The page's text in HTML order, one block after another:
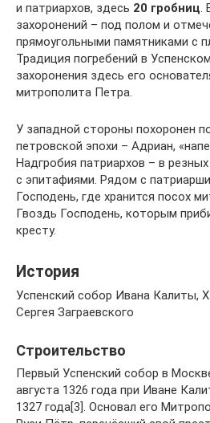
и патриархов, здесь 20 гробниц.
захоронений – под полом и
прямоугольными памятниками с
Традиция погребений в
захоронения здесь его
митрополита Петра.
У западной стороны похоронен
петровской эпохи – Адриан,
Надгробия патриархов – в
с эпитафиями. Рядом с
Господень, где хранится посох
Гвоздь Господень, которым
кресту.
История
Успенский собор Ивана Калиты,
Сергея Заграевского
Строительство
Первый Успенский собор в
августа 1326 года при Иване
1327 года[3]. Основал его